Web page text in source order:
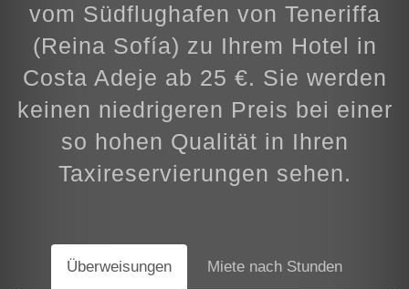
vom Südflughafen von Teneriffa
(Reina Sofía) zu Ihrem Hotel in
Costa Adeje ab 25 €. Sie werden
keinen niedrigeren Preis bei einer
so hohen Qualität in Ihren
Taxireservierungen sehen.
Überweisungen Miete nach Stunden